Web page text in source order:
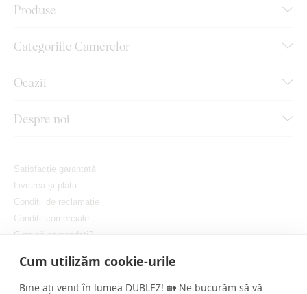
Cum utilizăm cookie-urile
Bine ați venit în lumea DUBLEZ! 🏡 Ne bucurăm să vă
Produse
Categoriile Camerelor
Ocazii
Despre noi
Satisfacție garantată
Livrarea și plata
Condiții de reclamație
Condiții comerciale
Cum să comandați?
Setați cookie-urile